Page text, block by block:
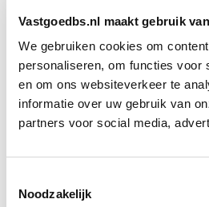
Vastgoedbs.nl maakt gebruik
We gebruiken cookies om
personaliseren, om functies voor
en om ons websiteverkeer te
informatie over uw gebruik van
partners voor social media,
Noodzakelijk
Vastgoedmarkt & Trends
Projectontwikkeling